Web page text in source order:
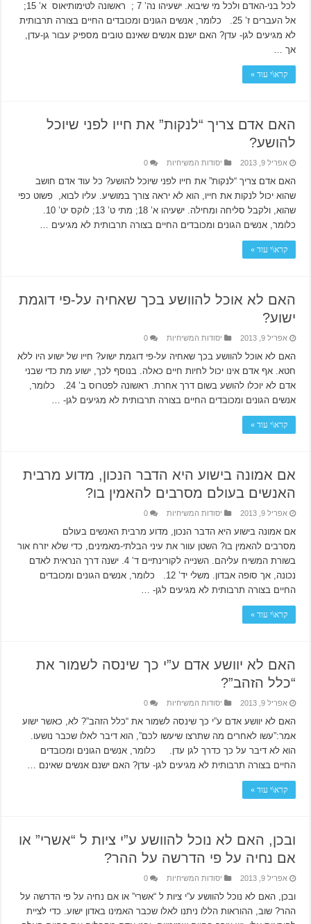
לכל בני-האדם ולכל מי שיבוא. ישעיהו נה’ 7 ; ראשונה לטימותיאוס א’ 15;
אל העברים ז’ 25. כלומר, אנשים הגונים ומכובדים החיים בצורה תרבותית
לא מגיעים לגן- עדן? האם ישנם אנשים שאינם טובים מספיק עבור גן-עדן,
אך …
קרא\י עוד »
האם אדם צריך “לנקות” את חייו לפני שיוכל
להושע?
אפריל 9, 2013 יסודות המשיחיות 0
האם אדם צריך “לנקות” את חייו לפני שיוכל להושע? כל עוד אדם חושב
שהוא יכול לנקות את חייו, הוא לא יראה צורך במושיע. עליו לבוא, פשוט כפי
שהוא, ולקבל סליחה ומחילה. ישעיהו א’ 18; מתי ט’ 13; לוקס יט’ 10.
כלומר, אנשים הגונים ומכובדים החיים בצורה תרבותית לא מגיעים …
קרא\י עוד »
האם לא אוכל להוושע בכך שאחיה על-פי דוגמת
ישוע?
אפריל 9, 2013 יסודות המשיחיות 0
האם לא אוכל להוושע בכך שאחיה על-פי דוגמת ישוע? חייו של ישוע היו ללא
חטא. אף אדם אינו יכול לחיות חיים כאלה. בנוסף לכך, ישוע מת כדי שבני
אדם לא יוכלו להושע בשום דרך אחרת. ראשונה לפטרוס ב’ 24. כלומר,
אנשים הגונים ומכובדים החיים בצורה תרבותית לא מגיעים לגן- …
קרא\י עוד »
אם אמונה בישוע היא הדבר הנכון, מדוע מרבית
האנשים בעולם מסרבים להאמין בו?
אפריל 9, 2013 יסודות המשיחיות 0
אם אמונה בישוע היא הדבר הנכון, מדוע מרבית האנשים בעולם
מסרבים להאמין בו? השטן עוור את עיני הבלתי-מאמינים, כדי שלא יזרח אור
בשורת המשיח עליהם. השנייה לקורינתיים ד’ 4. ישנה דרך הנראית לאדם
נכונה, אך סופה אבדון. משלי יד’ 12. כלומר, אנשים הגונים ומכובדים
החיים בצורה תרבותית לא מגיעים לגן- …
קרא\י עוד »
האם לא יוושע אדם ע”י כך שינסה לשמור את
“כלל הזהב”?
אפריל 9, 2013 יסודות המשיחיות 0
האם לא יוושע אדם ע”י כך שינסה לשמור את “כלל הזהב”? לא, כאשר ישוע
אמר:”עשו לאחרים מה שתרצו שיעשו לכם”, הוא דיבר לאלו שכבר נושעו.
הוא לא דיבר על כך כדרך לגן עדן. כלומר, אנשים הגונים ומכובדים
החיים בצורה תרבותית לא מגיעים לגן- עדן? האם ישנם אנשים שאינם …
קרא\י עוד »
ובכן, האם לא נוכל להוושע ע”י ציות ל “אשרי” או
אם נחיה על פי הדרשה על ההר?
אפריל 9, 2013 יסודות המשיחיות 0
ובכן, האם לא נוכל להוושע ע”י ציות ל “אשרי” או אם נחיה על פי הדרשה על
ההר? שוב, ההוראות הללו ניתנו לאלו שכבר האמינו באדון ישוע. כדי לציית